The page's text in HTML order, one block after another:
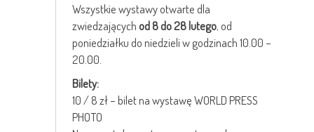
Wszystkie wystawy otwarte dla
zwiedzającychod 8 do 28 lutego, od
poniedziałku do niedzieli w godzinach 10.00 –
20.00.
Bilety:
10 / 8 zł – bilet na wystawę WORLD PRESS
PHOTO